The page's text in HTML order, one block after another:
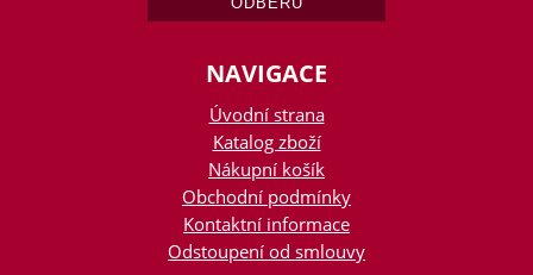
NAVIGACE
Úvodní strana
Katalog zboží
Nákupní košík
Obchodní podmínky
Kontaktní informace
Odstoupení od smlouvy